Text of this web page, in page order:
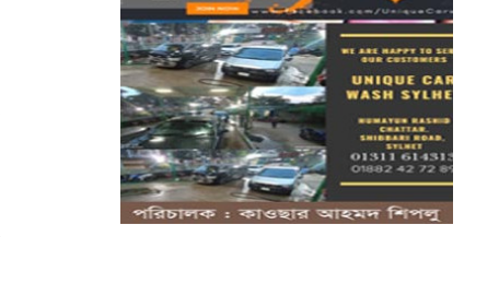
সিলেটে হামের উপসর্গে আরও দুই শিশুর মৃ'ত্যু
ফেসবুকে অপপ্রচারের অভিযোগে ছাতকে
সংবাদ...
সিলেটসহ তিন বিভাগে বন্যার পূর্বাভাস
সিলেটে ফাহিমা হ'ত্যা: প্রধান আ'সামির
ফাঁ'সির...